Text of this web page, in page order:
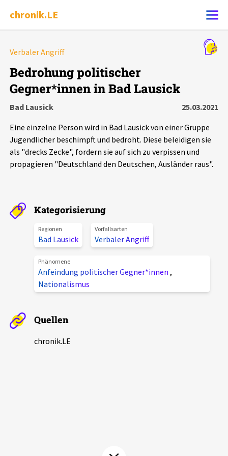
chronik.LE
Chronik
Leipziger Zustände
Phänomene
Aktuelles
Alle Beiträge
Veranstaltungen
Podcasts
Über uns
Kontakt
Unterstützer_innen
Verbaler Angriff
Bedrohung politischer
Gegner*innen in Bad Lausick
Bad Lausick
25.03.2021
Eine einzelne Person wird in Bad Lausick von einer Gruppe
Jugendlicher beschimpft und bedroht. Diese beleidigen sie
als "drecks Zecke", fordern sie auf sich zu verpissen und
propagieren "Deutschland den Deutschen, Ausländer raus".
Kategorisierung
Regionen
Bad Lausick
Vorfallsarten
Verbaler Angriff
Phänomene
Anfeindung politischer Gegner*innen ,
Nationalismus
Quellen
chronik.LE
Alle Ereignisse
Ereignisse
Ereignisse Statistik